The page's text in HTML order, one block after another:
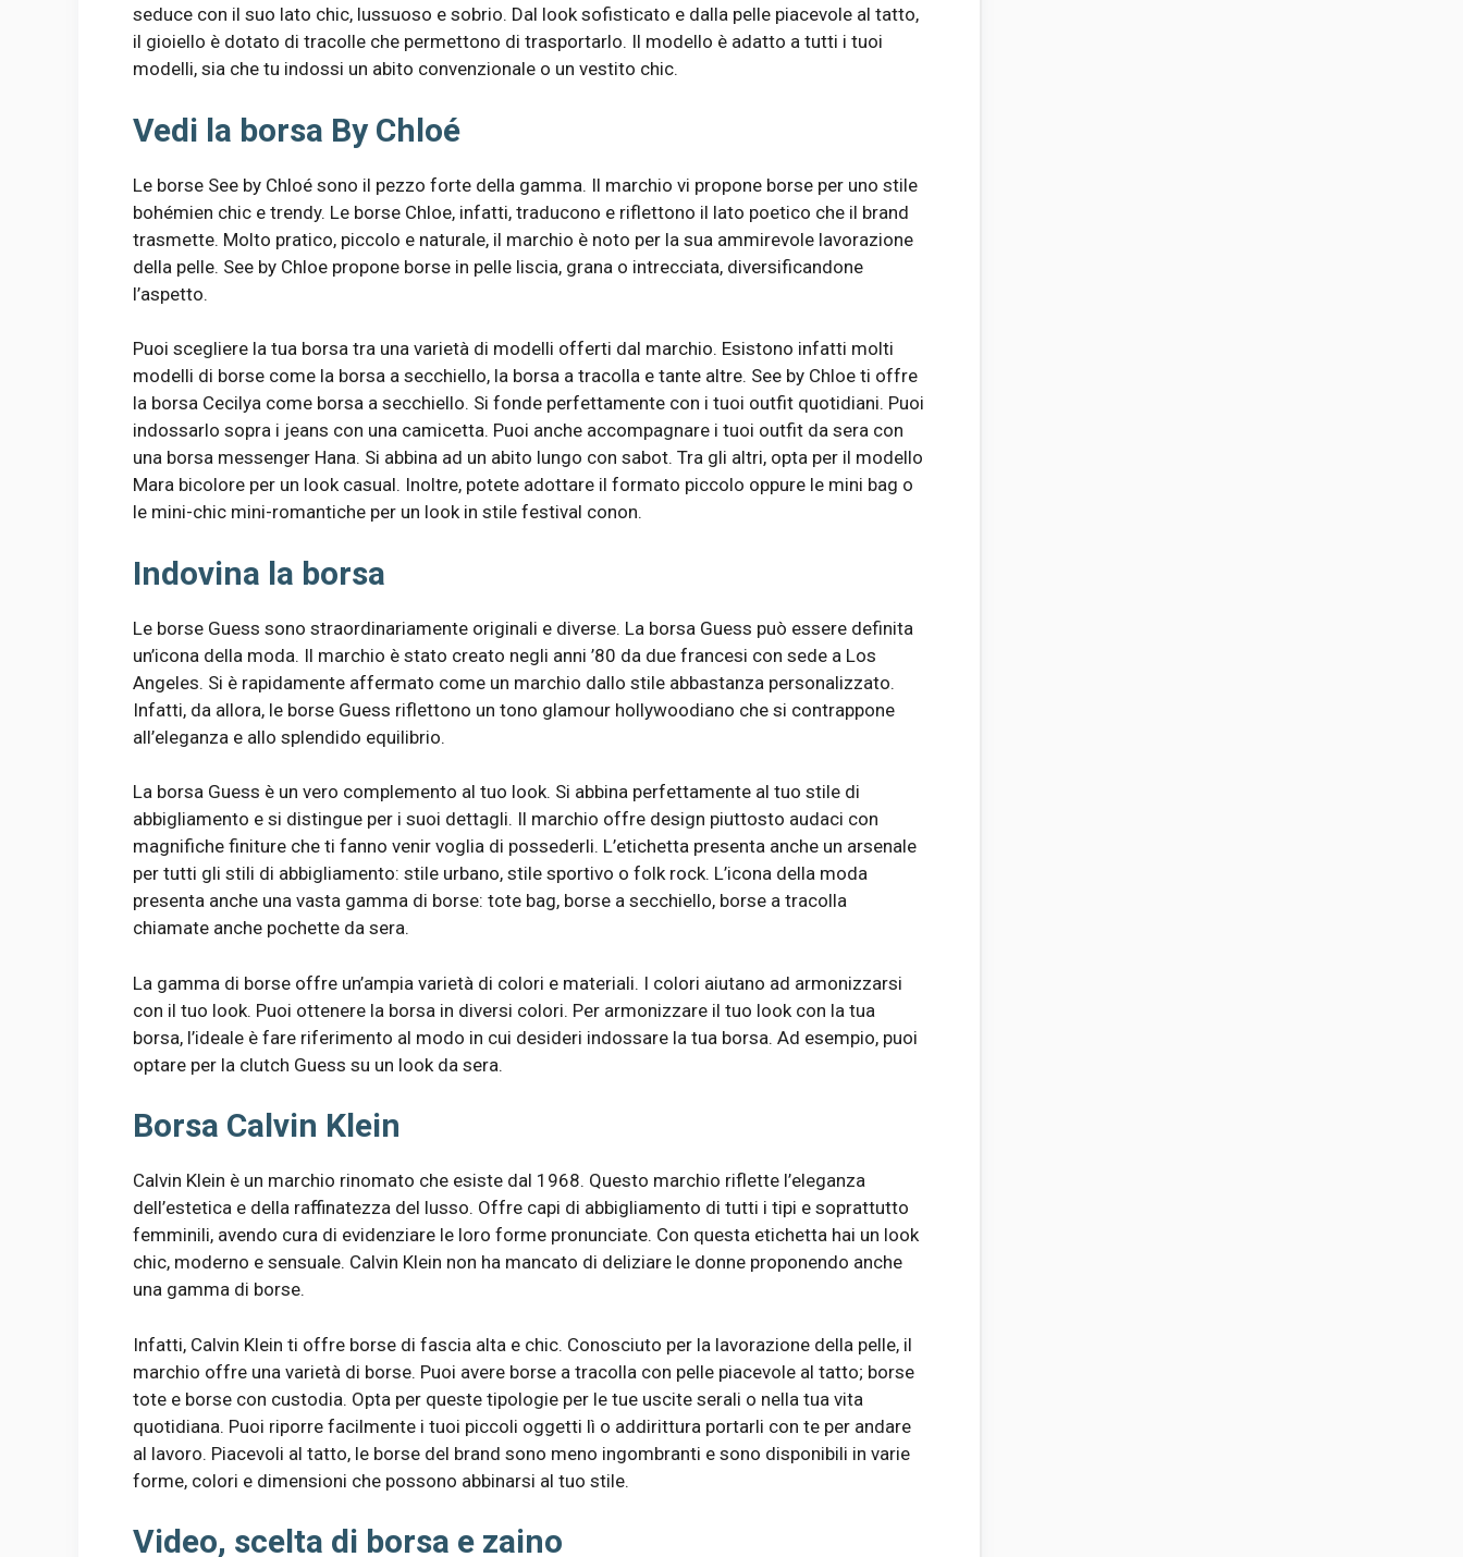
seduce con il suo lato chic, lussuoso e sobrio. Dal look sofisticato e dalla pelle piacevole al tatto,
il gioiello è dotato di tracolle che permettono di trasportarlo. Il modello è adatto a tutti i tuoi
modelli, sia che tu indossi un abito convenzionale o un vestito chic.
Vedi la borsa By Chloé
Le borse See by Chloé sono il pezzo forte della gamma. Il marchio vi propone borse per uno stile
bohémien chic e trendy. Le borse Chloe, infatti, traducono e riflettono il lato poetico che il brand
trasmette. Molto pratico, piccolo e naturale, il marchio è noto per la sua ammirevole lavorazione
della pelle. See by Chloe propone borse in pelle liscia, grana o intrecciata, diversificandone
l’aspetto.
Puoi scegliere la tua borsa tra una varietà di modelli offerti dal marchio. Esistono infatti molti
modelli di borse come la borsa a secchiello, la borsa a tracolla e tante altre. See by Chloe ti offre
la borsa Cecilya come borsa a secchiello. Si fonde perfettamente con i tuoi outfit quotidiani. Puoi
indossarlo sopra i jeans con una camicetta. Puoi anche accompagnare i tuoi outfit da sera con
una borsa messenger Hana. Si abbina ad un abito lungo con sabot. Tra gli altri, opta per il modello
Mara bicolore per un look casual. Inoltre, potete adottare il formato piccolo oppure le mini bag o
le mini-chic mini-romantiche per un look in stile festival conon.
Indovina la borsa
Le borse Guess sono straordinariamente originali e diverse. La borsa Guess può essere definita
un’icona della moda. Il marchio è stato creato negli anni ’80 da due francesi con sede a Los
Angeles. Si è rapidamente affermato come un marchio dallo stile abbastanza personalizzato.
Infatti, da allora, le borse Guess riflettono un tono glamour hollywoodiano che si contrappone
all’eleganza e allo splendido equilibrio.
La borsa Guess è un vero complemento al tuo look. Si abbina perfettamente al tuo stile di
abbigliamento e si distingue per i suoi dettagli. Il marchio offre design piuttosto audaci con
magnifiche finiture che ti fanno venir voglia di possederli. L’etichetta presenta anche un arsenale
per tutti gli stili di abbigliamento: stile urbano, stile sportivo o folk rock. L’icona della moda
presenta anche una vasta gamma di borse: tote bag, borse a secchiello, borse a tracolla
chiamate anche pochette da sera.
La gamma di borse offre un’ampia varietà di colori e materiali. I colori aiutano ad armonizzarsi
con il tuo look. Puoi ottenere la borsa in diversi colori. Per armonizzare il tuo look con la tua
borsa, l’ideale è fare riferimento al modo in cui desideri indossare la tua borsa. Ad esempio, puoi
optare per la clutch Guess su un look da sera.
Borsa Calvin Klein
Calvin Klein è un marchio rinomato che esiste dal 1968. Questo marchio riflette l’eleganza
dell’estetica e della raffinatezza del lusso. Offre capi di abbigliamento di tutti i tipi e soprattutto
femminili, avendo cura di evidenziare le loro forme pronunciate. Con questa etichetta hai un look
chic, moderno e sensuale. Calvin Klein non ha mancato di deliziare le donne proponendo anche
una gamma di borse.
Infatti, Calvin Klein ti offre borse di fascia alta e chic. Conosciuto per la lavorazione della pelle, il
marchio offre una varietà di borse. Puoi avere borse a tracolla con pelle piacevole al tatto; borse
tote e borse con custodia. Opta per queste tipologie per le tue uscite serali o nella tua vita
quotidiana. Puoi riporre facilmente i tuoi piccoli oggetti lì o addirittura portarli con te per andare
al lavoro. Piacevoli al tatto, le borse del brand sono meno ingombranti e sono disponibili in varie
forme, colori e dimensioni che possono abbinarsi al tuo stile.
Video, scelta di borsa e zaino